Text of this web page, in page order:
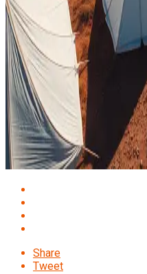
Share
Tweet